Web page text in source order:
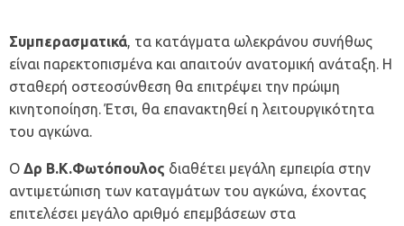
Συμπερασματικά, τα κατάγματα ωλεκράνου συνήθως
είναι παρεκτοπισμένα και απαιτούν ανατομική ανάταξη. Η
σταθερή οστεοσύνθεση θα επιτρέψει την πρώιμη
κινητοποίηση. Έτσι, θα επανακτηθεί η λειτουργικότητα
του αγκώνα.
Ο Δρ Β.Κ.Φωτόπουλος διαθέτει μεγάλη εμπειρία στην
αντιμετώπιση των καταγμάτων του αγκώνα, έχοντας
επιτελέσει μεγάλο αριθμό επεμβάσεων στα